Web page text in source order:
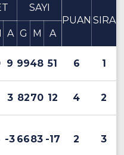
SAYI
PUAN SIRA
A G M A
9 9948 51 6 1
3 8270 12 4 2
-3 6683 -17 2 3